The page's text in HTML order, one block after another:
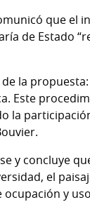
que el
de Estado
la
Este
la
y concluye
el
y